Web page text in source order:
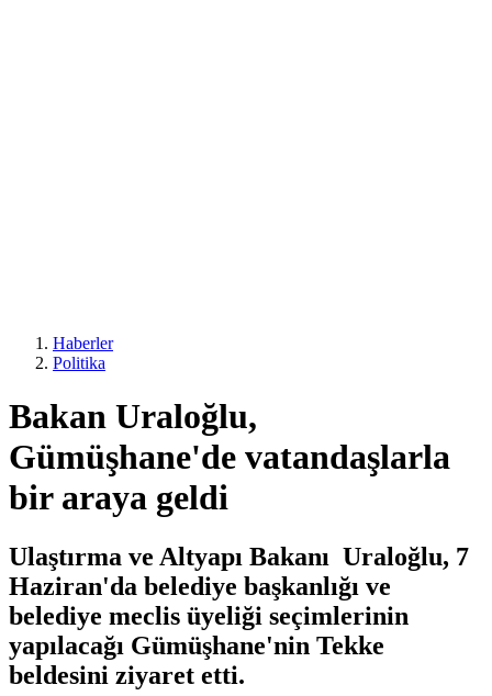
Haberler
Politika
Bakan Uraloğlu,
Gümüşhane'de vatandaşlarla
bir araya geldi
Ulaştırma ve Altyapı Bakanı Uraloğlu, 7
Haziran'da belediye başkanlığı ve
belediye meclis üyeliği seçimlerinin
yapılacağı Gümüşhane'nin Tekke
beldesini ziyaret etti.